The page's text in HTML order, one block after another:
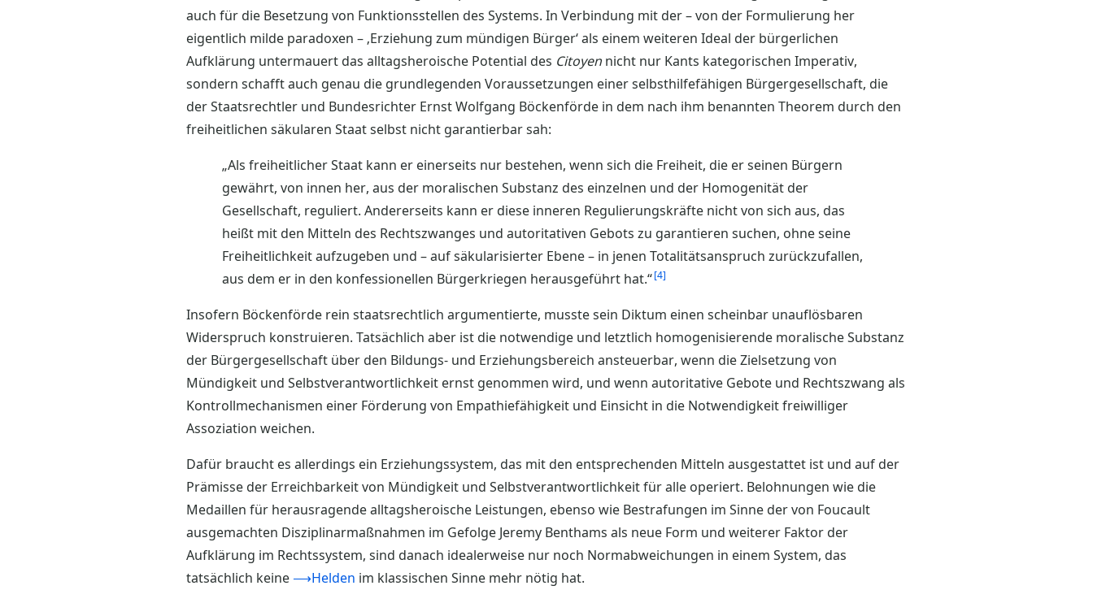
auch für die Besetzung von Funktionsstellen des Systems. In Verbindung mit der – von der Formulierung her
eigentlich milde paradoxen – ‚Erziehung zum mündigen Bürger‘ als einem weiteren Ideal der bürgerlichen
Aufklärung untermauert das alltagsheroische Potential des Citoyen nicht nur Kants kategorischen Imperativ,
sondern schafft auch genau die grundlegenden Voraussetzungen einer selbsthilfefähigen Bürgergesellschaft, die
der Staatsrechtler und Bundesrichter Ernst Wolfgang Böckenförde in dem nach ihm benannten Theorem durch den
freiheitlichen säkularen Staat selbst nicht garantierbar sah:
„Als freiheitlicher Staat kann er einerseits nur bestehen, wenn sich die Freiheit, die er seinen Bürgern
gewährt, von innen her, aus der moralischen Substanz des einzelnen und der Homogenität der
Gesellschaft, reguliert. Andererseits kann er diese inneren Regulierungskräfte nicht von sich aus, das
heißt mit den Mitteln des Rechtszwanges und autoritativen Gebots zu garantieren suchen, ohne seine
Freiheitlichkeit aufzugeben und – auf säkularisierter Ebene – in jenen Totalitätsanspruch zurückzufallen,
aus dem er in den konfessionellen Bürgerkriegen herausgeführt hat.“ 4
Insofern Böckenförde rein staatsrechtlich argumentierte, musste sein Diktum einen scheinbar unauflösbaren
Widerspruch konstruieren. Tatsächlich aber ist die notwendige und letztlich homogenisierende moralische Substanz
der Bürgergesellschaft über den Bildungs- und Erziehungsbereich ansteuerbar, wenn die Zielsetzung von
Mündigkeit und Selbstverantwortlichkeit ernst genommen wird, und wenn autoritative Gebote und Rechtszwang als
Kontrollmechanismen einer Förderung von Empathiefähigkeit und Einsicht in die Notwendigkeit freiwilliger
Assoziation weichen.
Dafür braucht es allerdings ein Erziehungssystem, das mit den entsprechenden Mitteln ausgestattet ist und auf der
Prämisse der Erreichbarkeit von Mündigkeit und Selbstverantwortlichkeit für alle operiert. Belohnungen wie die
Medaillen für herausragende alltagsheroische Leistungen, ebenso wie Bestrafungen im Sinne der von Foucault
ausgemachten Disziplinarmaßnahmen im Gefolge Jeremy Benthams als neue Form und weiterer Faktor der
Aufklärung im Rechtssystem, sind danach idealerweise nur noch Normabweichungen in einem System, das
tatsächlich keine ⟶Helden im klassischen Sinne mehr nötig hat.